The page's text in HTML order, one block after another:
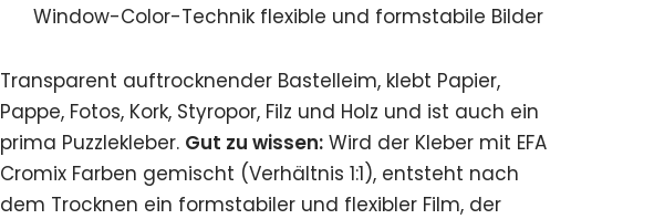
Window-Color-Technik flexible und formstabile Bilder
Transparent auftrocknender Bastelleim, klebt Papier,
Pappe, Fotos, Kork, Styropor, Filz und Holz und ist auch ein
prima Puzzlekleber. Gut zu wissen: Wird der Kleber mit EFA
Cromix Farben gemischt (Verhältnis 1:1), entsteht nach
dem Trocknen ein formstabiler und flexibler Film, der